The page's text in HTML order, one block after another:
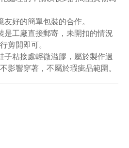
好的簡單包裝的合作。
是工廠直接郵寄，未開扣的情況
剪開即可。
子粘接處輕微溢膠，屬於製作過
影響穿著，不屬於瑕疵品範圍。